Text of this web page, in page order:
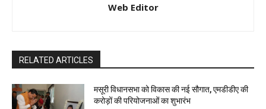
Web Editor
RELATED ARTICLES
मसूरी विधानसभा को विकास की नई सौगात, एमडीडीए की
करोड़ों की परियोजनाओं का शुभारंभ